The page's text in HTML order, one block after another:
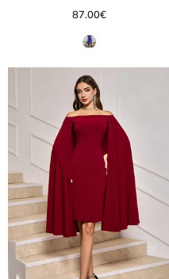
87.00€